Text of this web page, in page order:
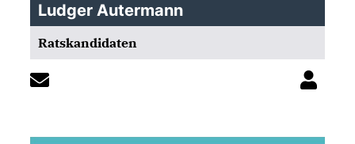
Ludger Autermann
Ratskandidaten